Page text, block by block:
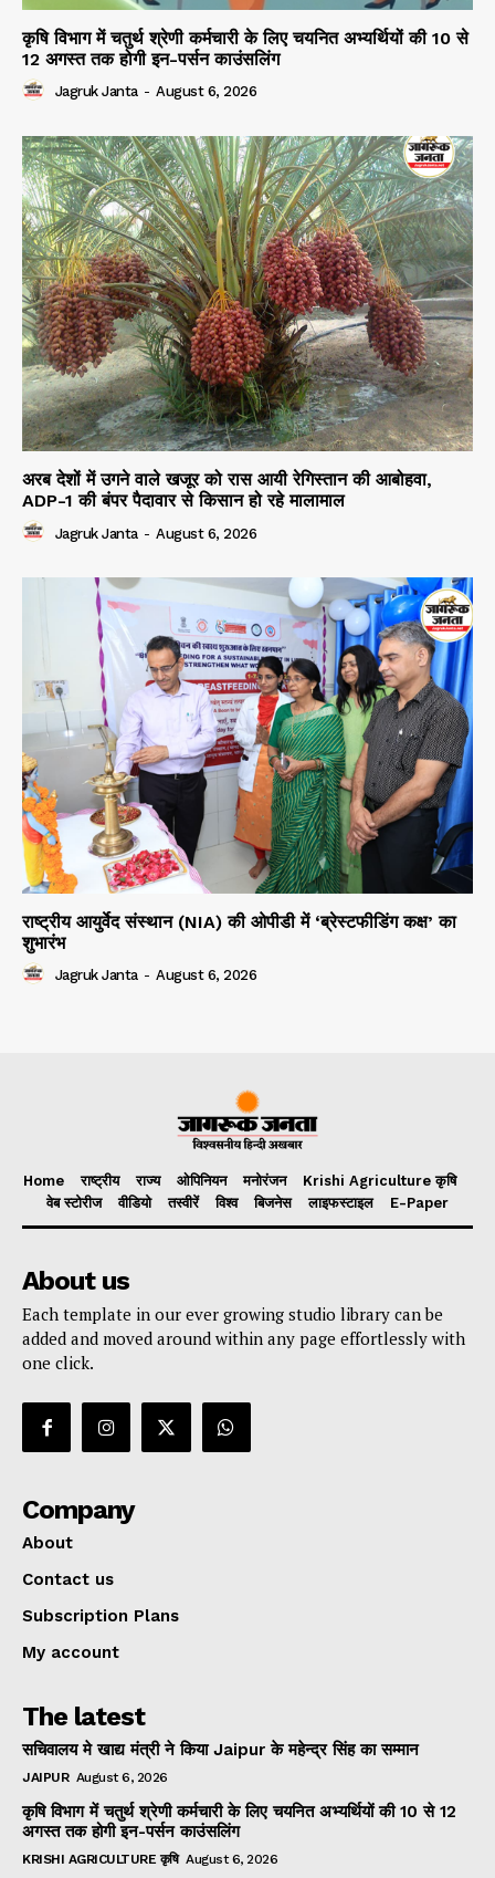
कृषि विभाग में चतुर्थ श्रेणी कर्मचारी के लिए चयनित अभ्यर्थियों की 10 से
12 अगस्त तक होगी इन-पर्सन काउंसलिंग
Jagruk Janta - August 6, 2026
अरब देशों में उगने वाले खजूर को रास आयी रेगिस्तान की आबोहवा,
ADP-1 की बंपर पैदावार से किसान हो रहे मालामाल
Jagruk Janta - August 6, 2026
राष्ट्रीय आयुर्वेद संस्थान (NIA) की ओपीडी में ‘ब्रेस्टफीडिंग कक्ष’ का
शुभारंभ
Jagruk Janta - August 6, 2026
Home राष्ट्रीय राज्य ओपिनियन मनोरंजन
Krishi Agriculture कृषि
वेब स्टोरीज
वीडियो तस्वीरें विश्व बिजनेस लाइफस्टाइल E-Paper
About us
Each template in our ever growing studio library can be
added and moved around within any page effortlessly with
one click.
Company
About
Contact us
Subscription Plans
My account
The latest
सचिवालय मे खाद्य मंत्री ने किया Jaipur के महेन्द्र सिंह का सम्मान
JAIPUR August 6, 2026
कृषि विभाग में चतुर्थ श्रेणी कर्मचारी के लिए चयनित अभ्यर्थियों की 10 से 12
अगस्त तक होगी इन-पर्सन काउंसलिंग
KRISHI AGRICULTURE कृषि August 6, 2026